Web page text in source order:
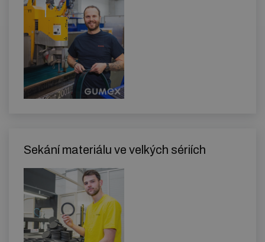
Sekání materiálu ve velkých sériích